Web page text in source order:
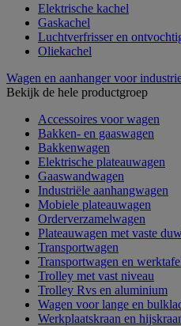
Elektrische kachel
Gaskachel
Luchtverfrisser en
Oliekachel
Wagen en aanhanger voor
Bekijk de hele productgroep
Accessoires voor wagen
Bakken- en gaaswagen
Bakkenwagen
Elektrische plateauwagen
Gaaswandwagen
Industriële aanhangwagen
Mobiele plateauwagen
Orderverzamelwagen
Plateauwagen met vaste
Transportwagen
Transportwagen en
Trolley met vast niveau
Trolley Rvs en aluminium
Wagen voor lange en
Werkplaatskraan en